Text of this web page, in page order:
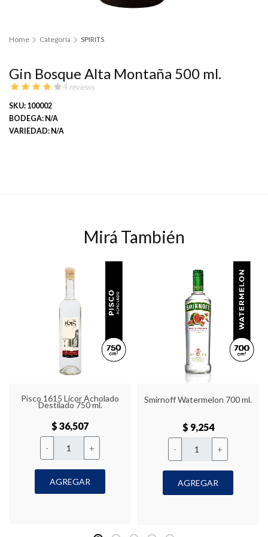
Home Categoría SPIRITS
Gin Bosque Alta Montaña 500 ml.
4 reviews
SKU: 100002
BODEGA: N/A
VARIEDAD: N/A
Mirá También
Pisco 1615 Licor Acholado
Destilado 750 ml.
$ 36,507
- +
AGREGAR
Smirnoff Watermelon 700 ml.
$ 9,254
- +
AGREGAR